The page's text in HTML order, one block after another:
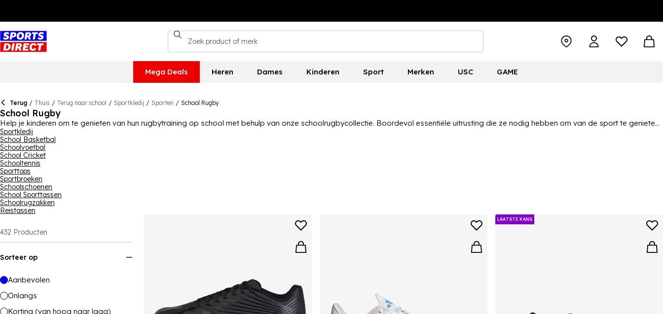
Mega Deals Heren Dames Kinderen Sport Merken USC GAME
Terug / Thuis / Terug naar school / Sportkledij / Sporten / School Rugby
School Rugby
Help je kinderen om te genieten van hun rugbytraining op school met behulp van onze schoolrugbycollectie. Boordevol essentiële uitrusting die ze nodig hebben om van de sport te genieten,
inclusief apparatuur, kleding en schoeisel, kun je ervoor zorgen dat ze beschermd blijven tijdens het spelen. Of je nu hun gymtas wilt aanvullen met gloednieuwe rugbyproducten of dat ze
slechts één of twee items nodig hebben, deze schoolrugbylijn zou moeten kunnen helpen.
Sportkledij
School Basketbal
Schoolvoetbal
School Cricket
Schooltennis
Sporttops
Sportbroeken
Schoolschoenen
School Sporttassen
Schoolrugzakken
Reistassen
432 Producten
Sorteer op
Aanbevolen
Onlangs
Korting (van hoog naar laag)
LAATSTE KANS